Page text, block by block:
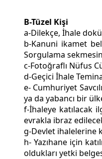
B-Tüzel Kişi
a-Dilekçe, İhale
b-Kanuni ikamet
Sorgulama
c-Fotoğraflı Nüfus
d-Geçici İhale
e- Cumhuriyet
ya da yabancı bir
f-İhaleye katılacak
evrakla ibraz
g-Devlet ihalelerine
h- Yazıhane için
oldukları yetki